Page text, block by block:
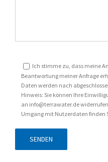
Ich stimme zu, dass meine
Beantwortung meiner Anfrage
Daten werden nach
Hinweis: Sie können Ihre
an info@terrawater.de
Umgang mit Nutzerdaten finden